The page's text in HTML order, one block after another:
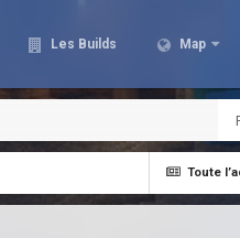
Les Builds Map
Toute